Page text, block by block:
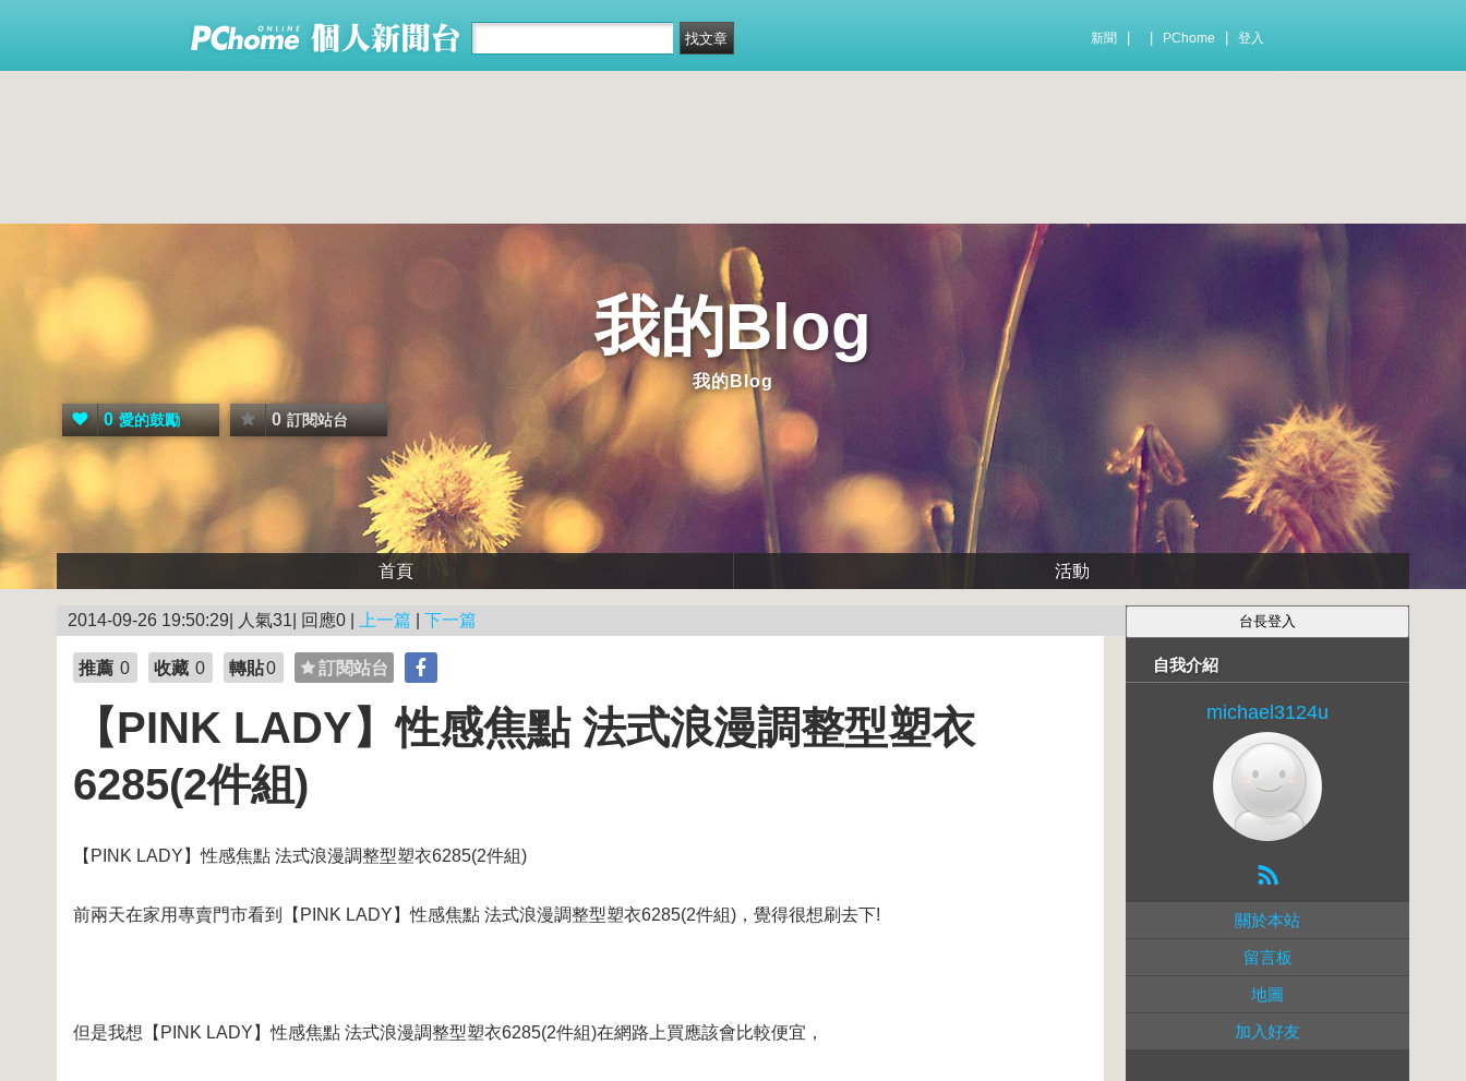
新聞 PChome 登入
我的Blog
我的Blog
0 愛的鼓勵 0 訂閱站台
首頁 活動
2014-09-26 19:50:29| 人氣31| 回應0 | 上一篇 下一篇
推薦 0 收藏 0 轉貼0 訂閱站台
【PINK LADY】性感焦點 法式浪漫調整型塑衣
6285(2件組)
【PINK LADY】性感焦點 法式浪漫調整型塑衣6285(2件組)
前兩天在家用專賣門市看到【PINK LADY】性感焦點 法式浪漫調整型塑衣6285(2件組)，覺得很想刷去下!
但是我想【PINK LADY】性感焦點 法式浪漫調整型塑衣6285(2件組)在網路上買應該會比較便宜，
自我介紹
michael3124u
關於本站
留言板
地圖
加入好友